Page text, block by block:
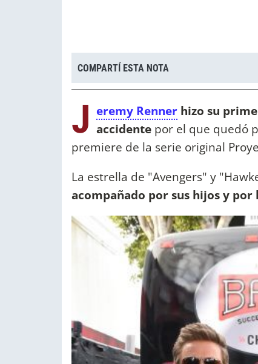
COMPARTÍ ESTA NOTA
J eremy Renner hizo su
accidente por el que quedó
premiere de la serie original
La estrella de "Avengers" y
acompañado por sus hijos y